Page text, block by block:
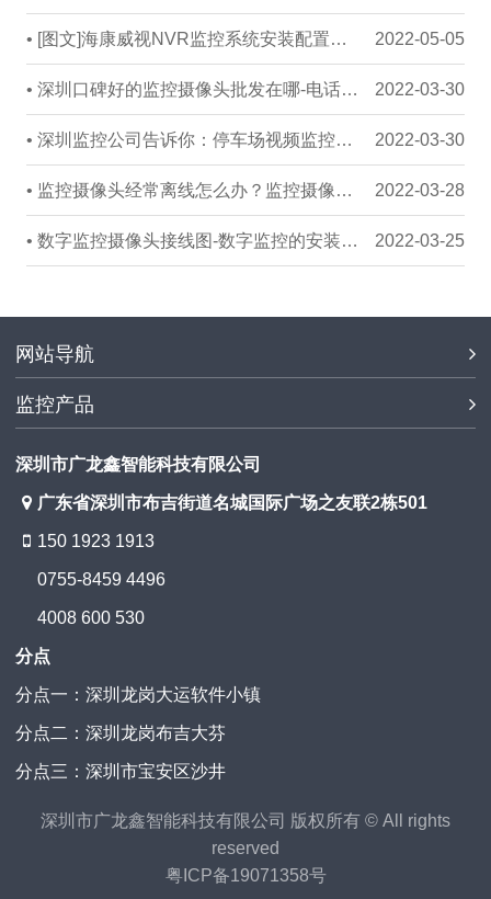
2022-05-05
• [图文]海康威视NVR监控系统安装配置教程
2022-03-30
• 深圳口碑好的监控摄像头批发在哪-电话是多少
2022-03-30
• 深圳监控公司告诉你：停车场视频监控系统怎么安装？
2022-03-28
• 监控摄像头经常离线怎么办？监控摄像头防止离线的方法
2022-03-25
• 数字监控摄像头接线图-数字监控的安装与接线图解
网站导航
监控产品
深圳市广龙鑫智能科技有限公司
广东省深圳市布吉街道名城国际广场之友联2栋501
150 1923 1913
0755-8459 4496
4008 600 530
分点
分点一：深圳龙岗大运软件小镇
分点二：深圳龙岗布吉大芬
分点三：深圳市宝安区沙井
深圳市广龙鑫智能科技有限公司 版权所有 © All rights
reserved
粤ICP备19071358号